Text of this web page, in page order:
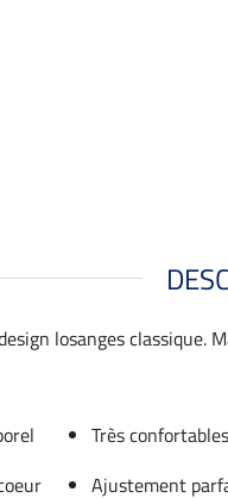
losanges classique.
Très confortables
Ajustement